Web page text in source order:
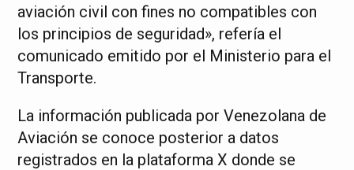
aviación civil con fines no compatibles con
los principios de seguridad», refería el
comunicado emitido por el Ministerio para el
Transporte.
La información publicada por Venezolana de
Aviación se conoce posterior a datos
registrados en la plataforma X donde se